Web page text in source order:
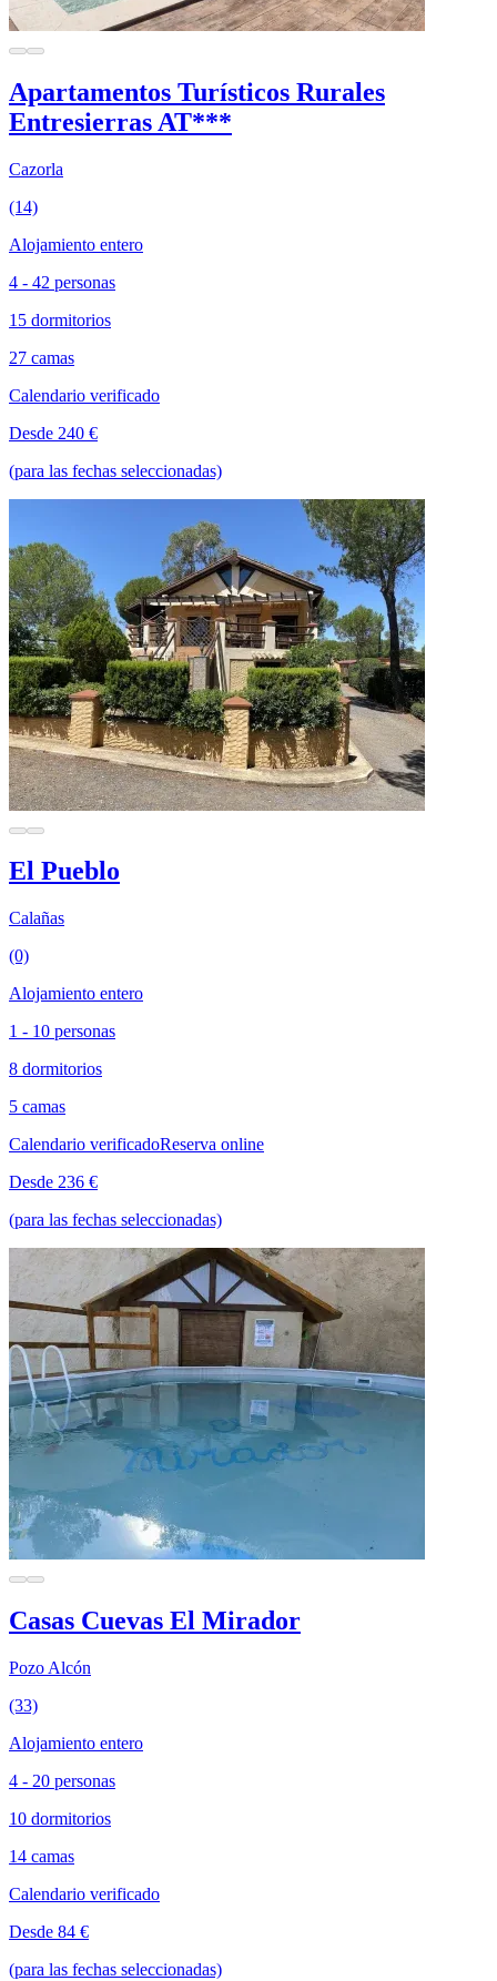
Apartamentos Turísticos Rurales
Entresierras AT***
Cazorla
(14)
Alojamiento entero
4 - 42 personas
15 dormitorios
27 camas
Calendario verificado
Desde 240 €
(para las fechas seleccionadas)
El Pueblo
Calañas
(0)
Alojamiento entero
1 - 10 personas
8 dormitorios
5 camas
Calendario verificadoReserva online
Desde 236 €
(para las fechas seleccionadas)
Casas Cuevas El Mirador
Pozo Alcón
(33)
Alojamiento entero
4 - 20 personas
10 dormitorios
14 camas
Calendario verificado
Desde 84 €
(para las fechas seleccionadas)